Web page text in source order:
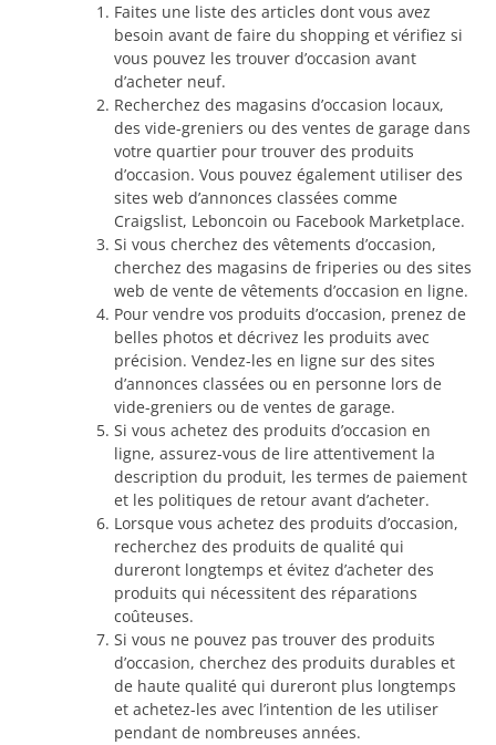
Faites une liste des articles dont vous avez
besoin avant de faire du shopping et vérifiez si
vous pouvez les trouver d’occasion avant
d’acheter neuf.
Recherchez des magasins d’occasion locaux,
des vide-greniers ou des ventes de garage dans
votre quartier pour trouver des produits
d’occasion. Vous pouvez également utiliser des
sites web d’annonces classées comme
Craigslist, Leboncoin ou Facebook Marketplace.
Si vous cherchez des vêtements d’occasion,
cherchez des magasins de friperies ou des sites
web de vente de vêtements d’occasion en ligne.
Pour vendre vos produits d’occasion, prenez de
belles photos et décrivez les produits avec
précision. Vendez-les en ligne sur des sites
d’annonces classées ou en personne lors de
vide-greniers ou de ventes de garage.
Si vous achetez des produits d’occasion en
ligne, assurez-vous de lire attentivement la
description du produit, les termes de paiement
et les politiques de retour avant d’acheter.
Lorsque vous achetez des produits d’occasion,
recherchez des produits de qualité qui
dureront longtemps et évitez d’acheter des
produits qui nécessitent des réparations
coûteuses.
Si vous ne pouvez pas trouver des produits
d’occasion, cherchez des produits durables et
de haute qualité qui dureront plus longtemps
et achetez-les avec l’intention de les utiliser
pendant de nombreuses années.